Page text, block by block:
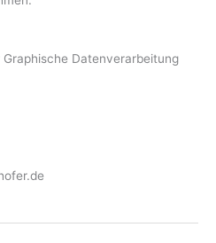
Datenverarbeitung